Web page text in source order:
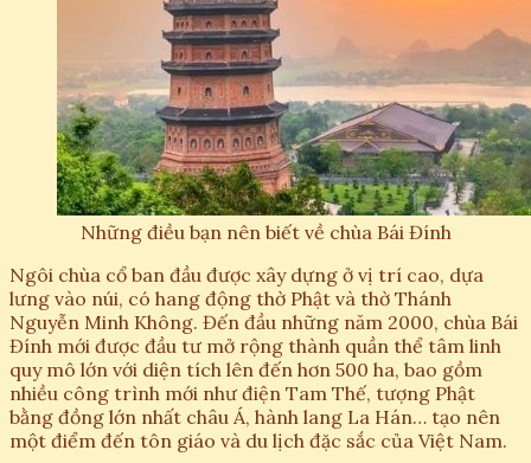
Những điều bạn nên biết về chùa Bái Đính
Ngôi chùa cổ ban đầu được xây dựng ở vị trí cao, dựa
lưng vào núi, có hang động thờ Phật và thờ Thánh
Nguyễn Minh Không. Đến đầu những năm 2000, chùa Bái
Đính mới được đầu tư mở rộng thành quần thể tâm linh
quy mô lớn với diện tích lên đến hơn 500 ha, bao gồm
nhiều công trình mới như điện Tam Thế, tượng Phật
bằng đồng lớn nhất châu Á, hành lang La Hán… tạo nên
một điểm đến tôn giáo và du lịch đặc sắc của Việt Nam.